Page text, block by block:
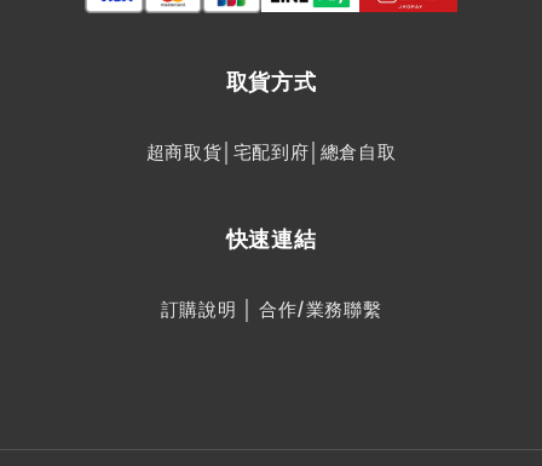
取貨方式
超商取貨│宅配到府│總倉自取
快速連結
訂購說明 合作/業務聯繫